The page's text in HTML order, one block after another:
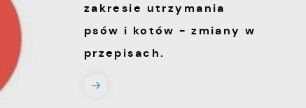
zakresie utrzymania
psów i kotów - zmiany w
przepisach.